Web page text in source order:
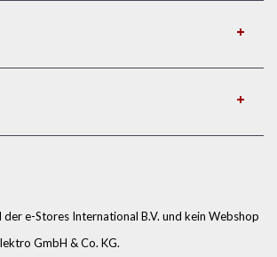
der e-Stores International B.V. und kein Webshop
GmbH & Co. KG.